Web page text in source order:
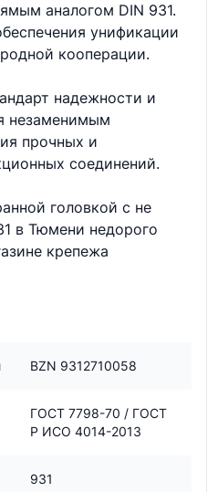
аналогом DIN 931.
унификации
кооперации.
надежности и
незаменимым
прочных и
соединений.
головкой с не
в Тюмени недорого
крепежа
BZN 9312710058
ГОСТ 7798-70 / ГОСТ
Р ИСО 4014-2013
931